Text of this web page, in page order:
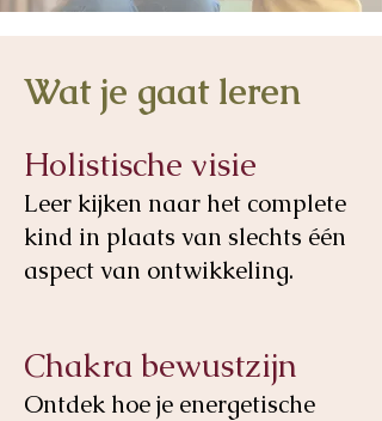
Wat je gaat leren
Holistische visie
Leer kijken naar het complete
kind in plaats van slechts één
aspect van ontwikkeling.
Chakra bewustzijn
Ontdek hoe je energetische